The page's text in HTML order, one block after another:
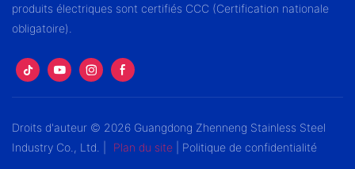
produits électriques sont certifiés CCC (Certification nationale
obligatoire).
Droits d'auteur © 2026 Guangdong Zhenneng Stainless Steel
Industry Co., Ltd. |
Plan du site Politique de confidentialité